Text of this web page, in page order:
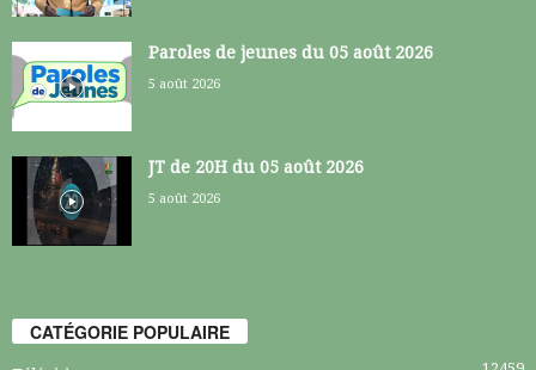
Paroles de jeunes du 05 août 2026
5 août 2026
JT de 20H du 05 août 2026
5 août 2026
CATÉGORIE POPULAIRE